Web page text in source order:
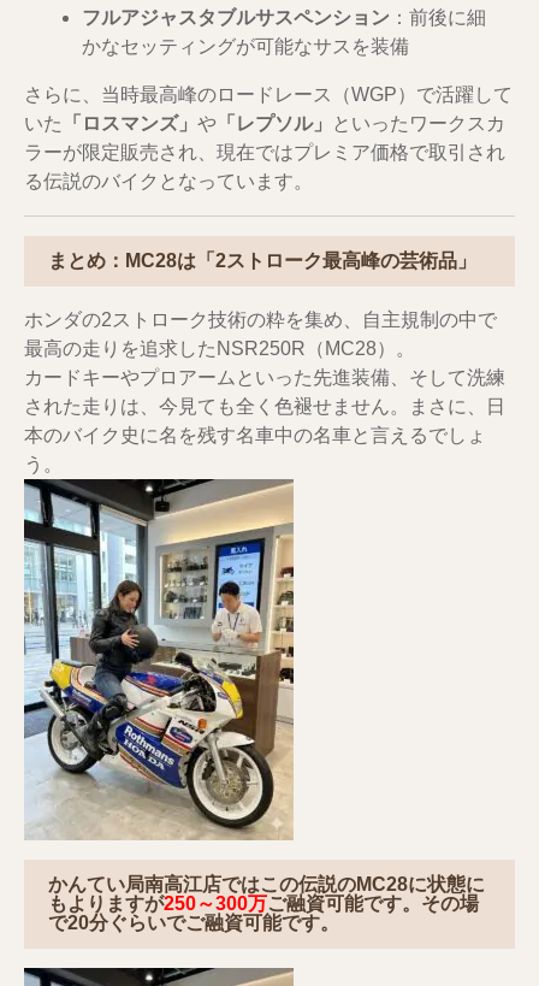
フルアジャスタブルサスペンション ：前後に細
かなセッティングが可能なサスを装備
さらに、当時最高峰のロードレース（WGP）で活躍して
いた
「ロスマンズ」 や 「レプソル」
といったワークスカ
ラーが限定販売され、現在ではプレミア価格で取引され
る伝説のバイクとなっています。
まとめ：MC28は「2ストローク最高峰の芸術品」
ホンダの2ストローク技術の粋を集め、自主規制の中で
最高の走りを追求したNSR250R（MC28）。
カードキーやプロアームといった先進装備、そして洗練
された走りは、今見ても全く色褪せません。まさに、日
本のバイク史に名を残す名車中の名車と言えるでしょ
う。
かんてい局南高江店ではこの伝説のMC28に状態に
もよりますが250～300万ご融資可能です。その場
で20分ぐらいでご融資可能です。